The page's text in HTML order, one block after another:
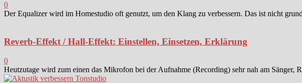
0
Der Equalizer wird im Homestudio oft genutzt, um den Klang zu verbessern. Das ist nicht
Reverb-Effekt / Hall-Effekt: Einstellen, Einsetzen, Erklärung
0
Heutzutage wird zum einen das Mikrofon bei der Aufnahme (Recording) sehr nah am Sänger,